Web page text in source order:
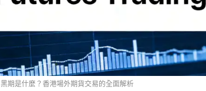
黑期是什麼？香港場外期貨交易的全面解析